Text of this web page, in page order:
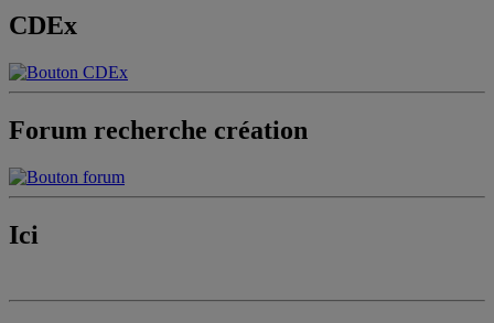
CDEx
Forum recherche création
Ici